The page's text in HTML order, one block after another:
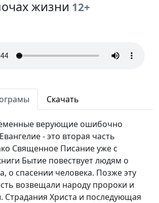
жизни 12+
Скачать
верующие ошибочно
- это вторая часть
Священное Писание уже с
Бытие повествует людям о
о спасении человека. Позже эту
возвещали народу пророки и
Cтрадания Христа и последующая
на
Михаил Долженко,
в
Валерий Малышев,
священнослужитель
Валерий Малышев,
Михаил Долженко,
священнослужитель
Валерий Малышев,
Михаил Долженко,